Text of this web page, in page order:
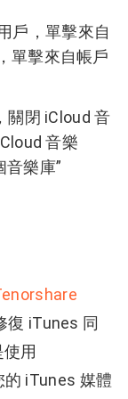
戶，單擊來自
單擊來自帳戶
關閉 iCloud 音
音樂
音樂庫”
復 iTunes 同
用
的 iTunes 媒體